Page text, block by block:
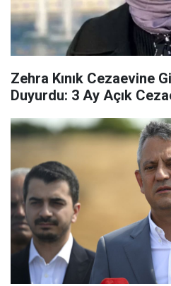
Zehra Kınık Cezaevine
Duyurdu: 3 Ay Açık